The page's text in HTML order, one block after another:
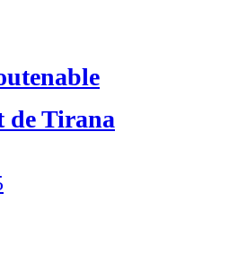
de Tirana